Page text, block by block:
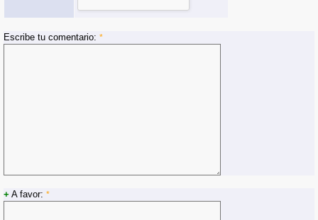
Escribe tu comentario: *
+ A favor: *